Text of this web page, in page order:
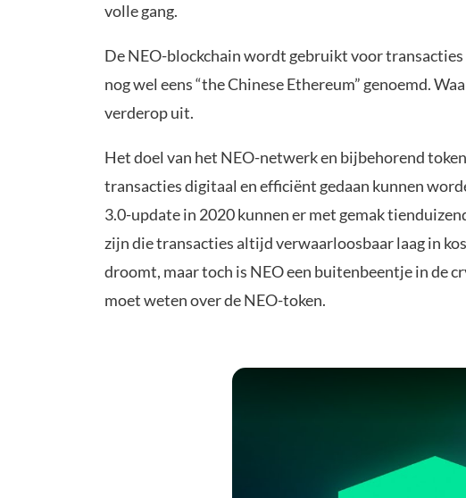
volle gang.
De NEO-blockchain wordt gebruikt voor
nog wel eens “the Chinese Ethereum” genoemd.
verderop uit.
Het doel van het NEO-netwerk en bijbehorend
transacties digitaal en efficiënt gedaan kunnen
3.0-update in 2020 kunnen er met gemak
zijn die transacties altijd verwaarloosbaar laag in
droomt, maar toch is NEO een buitenbeentje in de
moet weten over de NEO-token.